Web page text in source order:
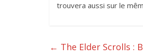
trouvera aussi sur le
← The Elder Scrolls :